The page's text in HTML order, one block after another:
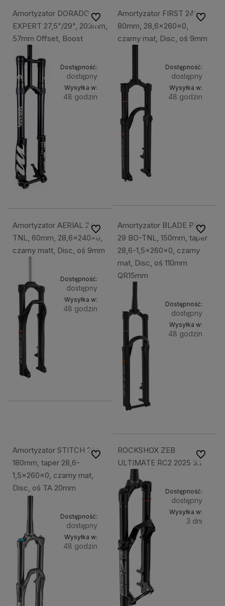
Amortyzator DORADO
EXPERT 27,5"/29", 203mm,
57mm Offset, Boost
Dostępność:
dostępny
Wysyłka w:
48 godzin
koszyka
Do ulubionychAmortyzator FIRST 24",
80mm, 28,6x260x0,
czarny mat, Disc, oś 9mm
Dostępność:
dostępny
Wysyłka w:
48 godzin
Do
Amortyzator AERIAL 24
TNL, 60mm, 28,6x240x0,
czarny matt, Disc, oś 9mm
Dostępność:
dostępny
Wysyłka w:
48 godzin
koszyka
Do ulubionychAmortyzator BLADE PRO
29 BO-TNL, 150mm, taper
28,6-1,5x260x0, czarny
mat, Disc, oś 110mm
QR15mm
Dostępność:
dostępny
Wysyłka w:
48 godzin
Do
Amortyzator STITCH 29",
180mm, taper 28,6-
1,5x260x0, czarny mat,
Disc, oś TA 20mm
Dostępność:
dostępny
Wysyłka w:
48 godzin
koszyka
Do ulubionychROCKSHOX ZEB
ULTIMATE RC2 2025 3.1
Dostępność:
dostępny
Wysyłka w:
3 dni
Do